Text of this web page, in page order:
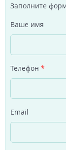
Заполните
Ваше имя
Телефон *
Email